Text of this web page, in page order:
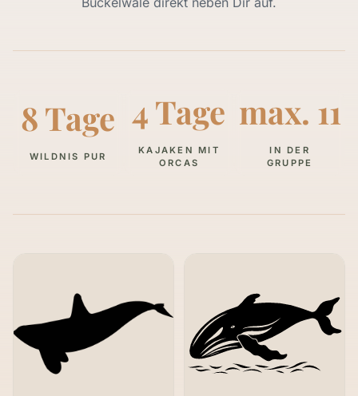
8 Tage
WILDNIS PUR
4 Tage
KAJAKEN MIT
ORCAS
max. 11
IN DER
GRUPPE